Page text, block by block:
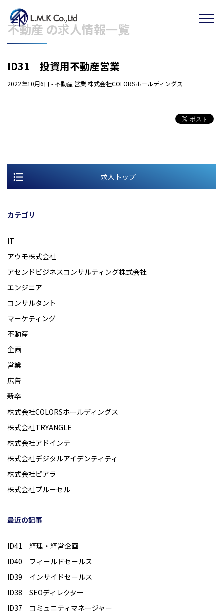
Skip
to
content
不動産 の求人情報一覧
ID31 投資用不動産営業
2022年10月6日 -不動産 営業株式会社COLORSホールディングス
求人トップ
カテゴリ
IT
アウモ株式会社
アセンドビジネスコンサルティング株式会社
エンジニア
コンサルタント
マーケティング
不動産
企画
営業
広告
新卒
株式会社COLORSホールディングス
株式会社TRYANGLE
株式会社アドインテ
株式会社デジタルアイデンティティ
株式会社ピアラ
株式会社プルーセル
最近の記事
ID41 経理・経営企画
ID40 フィールドセールス
ID39 インサイドセールス
ID38 SEOディレクター
ID37 コミュニティマネージャー